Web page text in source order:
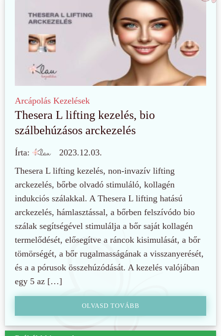
Arcápolás Kezelések
Thesera L lifting kezelés, bio
szálbehúzásos arckezelés
Írta:
2023.12.03.
Thesera L lifting kezelés, non-invazív lifting
arckezelés, bőrbe olvadó stimuláló, kollagén
indukciós szálakkal. A Thesera L lifting hatású
arckezelés, hámlasztással, a bőrben felszívódo bio
szálak segítségével stimulálja a bőr saját kollagén
termelődését, elősegítve a ráncok kisimulását, a bőr
tömörségét, a bőr rugalmasságának a visszanyerését,
és a a pórusok összehúzódását. A kezelés valójában
egy 5 az […]
OLVASD TOVÁBB